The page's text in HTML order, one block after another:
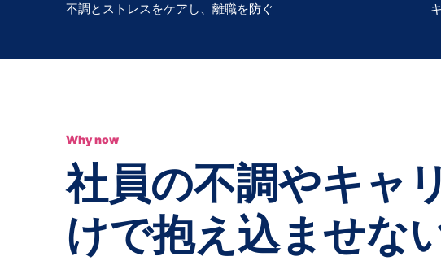
不調とストレスをケアし、離職を防ぐ
Why now
社員の不調やキャ
けで抱え込ませな